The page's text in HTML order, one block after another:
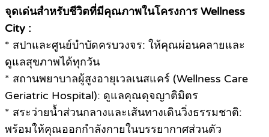
จุดเด่นสำหรับชีวิตที่มีคุณภาพในโครงการ Wellness
City :
* สปาและศูนย์บำบัดครบวงจร: ให้คุณผ่อนคลายและ
ดูแลสุขภาพได้ทุกวัน
* สถานพยาบาลผู้สูงอายุเวลเนสแคร์ (Wellness Care
Geriatric Hospital): ดูแลคุณดุจญาติมิตร
* สระว่ายน้ำส่วนกลางและเส้นทางเดินวิ่งธรรมชาติ:
พร้อมให้คุณออกกำลังกายในบรรยากาศส่วนตัว